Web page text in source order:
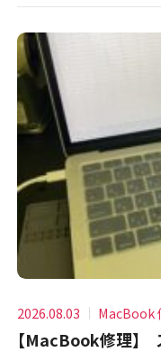
2026.08.03 MacBook
【MacBook修理】